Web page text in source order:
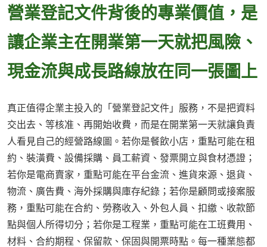
營業登記文件背後的專業價值，是
讓企業主在開業第一天就把風險、
現金流與成長路線放在同一張圖上
真正值得企業主投入的「營業登記文件」服務，不是把資料
交出去、等核准、再開始收費，而是在開業第一天就讓負責
人看見自己的經營路線圖。若你是餐飲小店，重點可能在租
約、裝潢費、設備採購、員工薪資、發票開立與食材憑證；
若你是電商賣家，重點可能在平台金流、進貨來源、退貨、
物流、廣告費、海外採購與庫存紀錄；若你是顧問或接案服
務，重點可能在合約、勞務收入、外包人員、扣繳、收款節
點與個人所得切分；若你是工程業，重點可能在工班費用、
材料、合約期程、保留款、保固與開票時點。每一種業態都